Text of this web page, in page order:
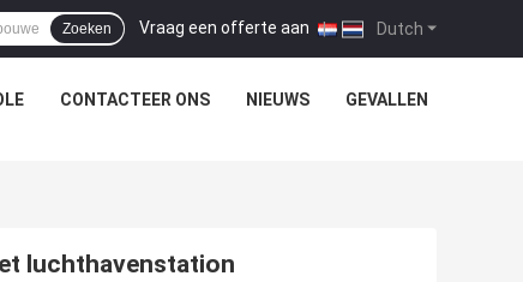
Dutch
Vraag een offerte aan |
Zoeken
CONTACTEER ONS NIEUWS GEVALLEN
luchthavenstation